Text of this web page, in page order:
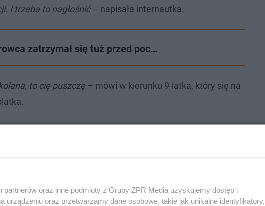
I trzeba to nagłośnić– napisała internautka.
zatrzymał się tuż przed poc…
to cię puszczę – mówi w kierunku 9-latka, który się na
14-letnia dziewczyna wraz z
9-letniego chłopca.
Sprawa została zgłoszona na
partnerów oraz inne podmioty z Grupy ZPR Media uzyskujemy dostęp i
urządzeniu oraz przetwarzamy dane osobowe, takie jak unikalne identyfikatory,